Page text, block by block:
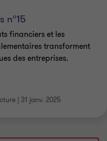
n°15
financiers et les
transforment
des entreprises.
31 janv. 2025